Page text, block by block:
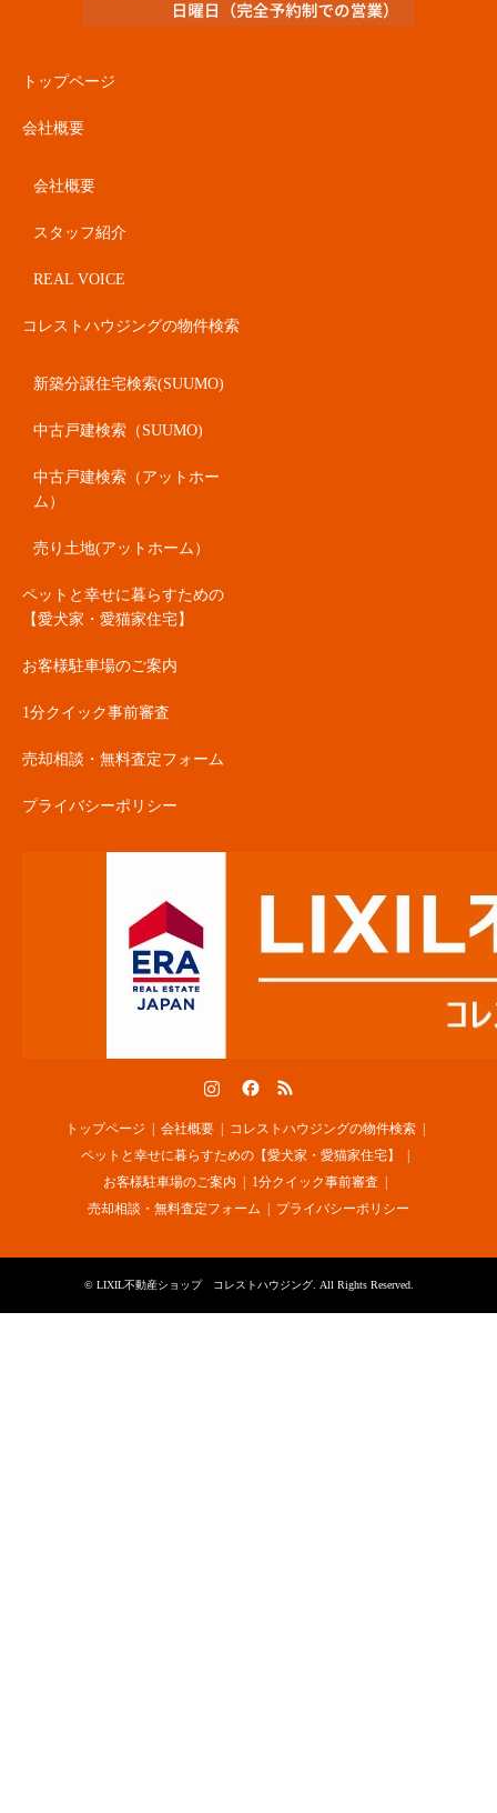
トップページ
会社概要
会社概要
スタッフ紹介
REAL VOICE
コレストハウジングの物件検索
新築分譲住宅検索(SUUMO)
中古戸建検索（SUUMO)
中古戸建検索（アットホー
ム）
売り土地(アットホーム）
ペットと幸せに暮らすための
【愛犬家・愛猫家住宅】
お客様駐車場のご案内
1分クイック事前審査
売却相談・無料査定フォーム
プライバシーポリシー
トップページ 会社概要
コレストハウジングの物件検索
ペットと幸せに暮らすための【愛犬家・愛猫家住宅】
お客様駐車場のご案内
1分クイック事前審査
売却相談・無料査定フォーム
プライバシーポリシー
© LIXIL不動産ショップ コレストハウジング. All Rights Reserved.